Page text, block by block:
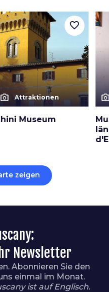
photo_camera Attraktionen
Museum
favorite_border
zeigen
Newsletter
Abonnieren Sie den
einmal im Monat.
ist auf Englisch.